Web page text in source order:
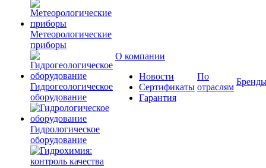
Метеорологические
приборы
Гидрогеологическое
оборудование
Гидрологическое
оборудование
О компании
Новости
Сертификаты
Гарантия
По
отраслям